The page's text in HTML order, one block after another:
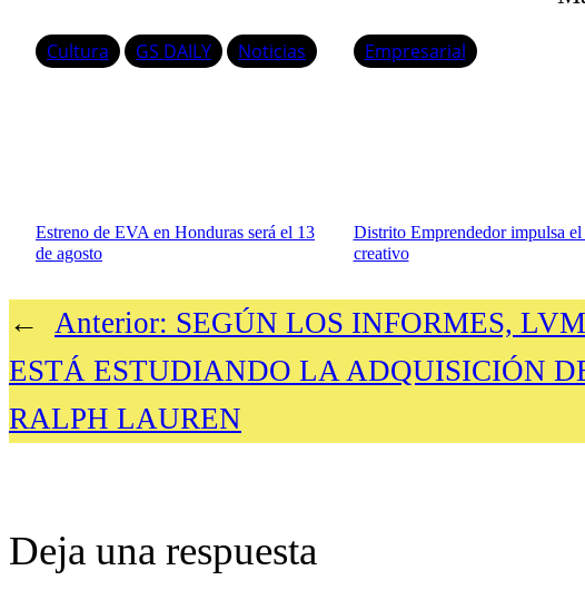
Cultura GS DAILY Noticias
Estreno de EVA en Honduras será el 13
de agosto
Empresarial
Distrito Emprendedor impulsa el
creativo
← Anterior: SEGÚN LOS INFORMES,
ESTÁ ESTUDIANDO LA ADQUISICIÓN
RALPH LAUREN
Deja una respuesta